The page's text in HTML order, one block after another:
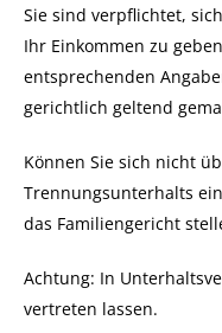
Sie sind verpflichtet,
Ihr Einkommen zu
entsprechenden
gerichtlich geltend
Können Sie sich nicht
Trennungsunterhalts
das Familiengericht
Achtung: In
vertreten lassen.